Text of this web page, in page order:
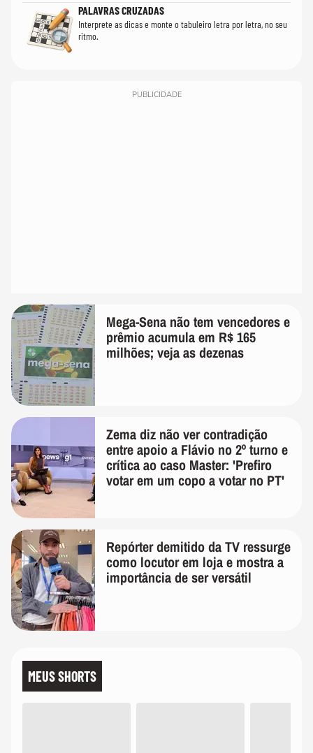
PALAVRAS CRUZADAS
Interprete as dicas e monte o tabuleiro letra por letra, no seu
ritmo.
PUBLICIDADE
Mega-Sena não tem vencedores e
prêmio acumula em R$ 165
milhões; veja as dezenas
Zema diz não ver contradição
entre apoio a Flávio no 2º turno e
crítica ao caso Master: 'Prefiro
votar em um copo a votar no PT'
Repórter demitido da TV ressurge
como locutor em loja e mostra a
importância de ser versátil
MEUS SHORTS